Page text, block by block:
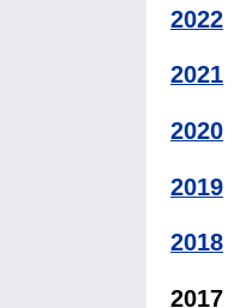
2022
2021
2020
2019
2018
2017